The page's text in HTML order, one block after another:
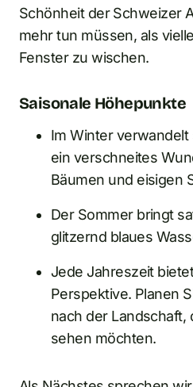
Schönheit der Schweizer
mehr tun müssen, als
Fenster zu wischen.
Saisonale Höhepunkte
Im Winter verwandelt
ein verschneites
Bäumen und eisigen
Der Sommer bringt
glitzernd blaues
Jede Jahreszeit
Perspektive. Planen
nach der Landschaft,
sehen möchten.